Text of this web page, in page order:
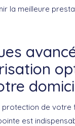
la meilleure
protection de votre
est